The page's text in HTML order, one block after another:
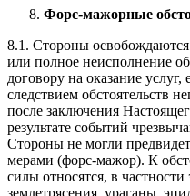
Форс-мажорные
8.1. Стороны освобождаются
или полное неисполнение
договору на оказание
следствием обстоятельств
после заключения
результате событий
Стороны не могли
мерами (форс-мажор). К
силы относятся, в
землетрясения, ураганы,